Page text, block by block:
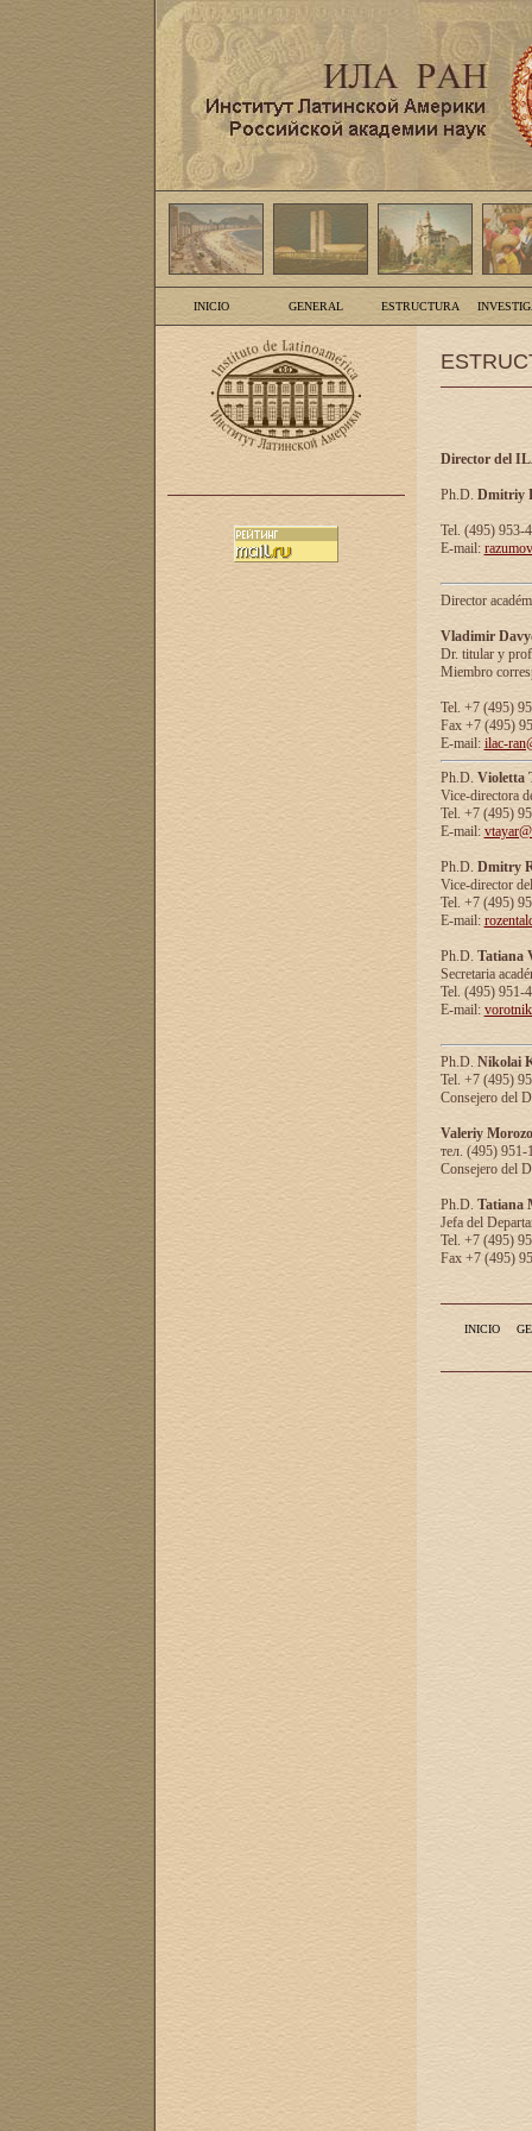
INICIO GENERAL ESTRUCTURA
Director del
Ph.D. Dmitriy
Tel. (495) 953-
E-mail:
Director
Vladimir
Dr. titular y
Miembro
Tel. +7 (495)
Fax +7 (495)
E-mail: ilac-
Ph.D. Violetta
Vice-directora
Tel. +7 (495)
E-mail:
Ph.D. Dmitry
Vice-director
Tel. +7 (495)
E-mail:
Ph.D. Tatiana
Secretaria
Tel. (495) 951-
E-mail:
Ph.D. Nikolai
Tel. +7 (495)
Consejero del
Valeriy
тел. (495) 951-
Consejero del
Ph.D. Tatiana
Jefa del
Tel. +7 (495)
Fax +7 (495)
INICIO